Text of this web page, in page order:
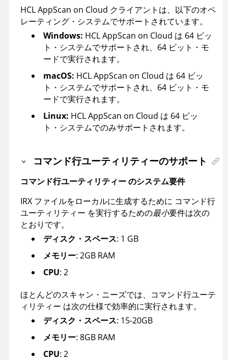
HCL AppScan on Cloud クライアントは、以下のオペ
レーティング・システムでサポートされています。
Windows: HCL AppScan on Cloud は 64 ビッ
ト・システムでサポートされ、64 ビット・モ
ードで実行されます。
macOS: HCL AppScan on Cloud は 64 ビッ
ト・システムでサポートされ、64 ビット・モ
ードで実行されます。
Linux: HCL AppScan on Cloud は 64 ビッ
ト・システムでのみサポートされます。
コマンド行ユーティリティーのサポート
コマンド行ユーティリティーのシステム要件
IRX ファイルをローカルに生成するために コマンド行
ユーティリティー を実行するための最小要件は次の
とおりです。
ディスク・スペース: 1 GB
メモリー: 2GB RAM
CPU: 2
ほとんどのスキャン・ニーズでは、 コマンド行ユーテ
ィリティー は次の仕様で効率的に実行されます。
ディスク・スペース: 15-20GB
メモリー: 8GB RAM
CPU: 2